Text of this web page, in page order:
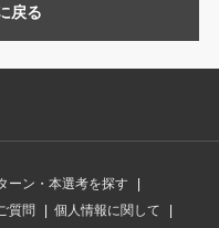
戻る
ーン・本選考を探す
質問
個人情報に関して